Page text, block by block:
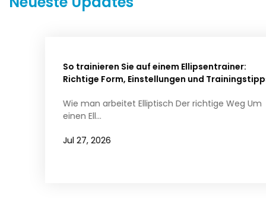
So trainieren Sie auf einem Ellipsentrainer:
Richtige Form, Einstellungen und Trainingstipps
Wie man arbeitet Elliptisch Der richtige Weg Um
einen Ell...
Jul 27, 2026